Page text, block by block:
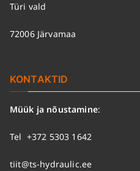
Türi vald
72006 Järvamaa
KONTAKTID
Müük ja nõustamine:
Tel +372 5303 1642
tiit@ts-hydraulic.ee